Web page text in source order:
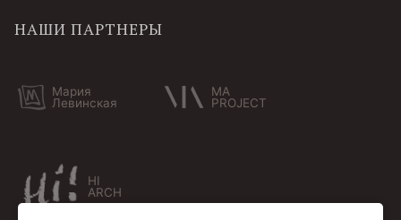
НАШИ ПАРТНЕРЫ
Мария
Левинская
MA
PROJECT
HI
ARCH